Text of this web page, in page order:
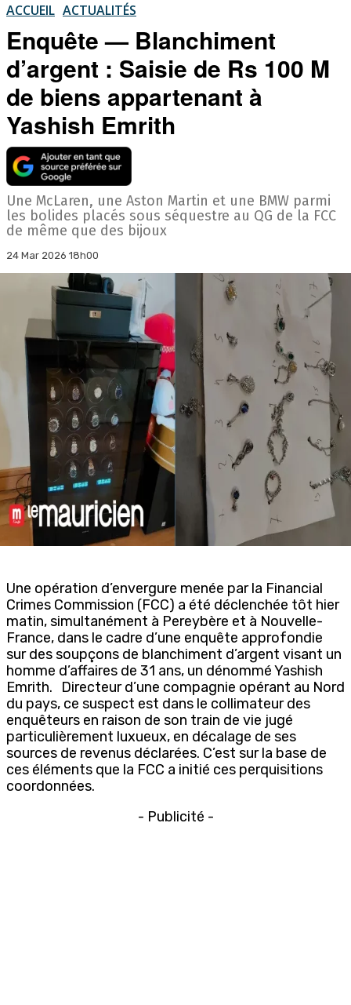
ACCUEIL ACTUALITÉS
Enquête — Blanchiment
d’argent : Saisie de Rs 100 M
de biens appartenant à
Yashish Emrith
Une McLaren, une Aston Martin et une BMW parmi
les bolides placés sous séquestre au QG de la FCC
de même que des bijoux
24 Mar 2026 18h00
Une opération d’envergure menée par la Financial
Crimes Commission (FCC) a été déclenchée tôt hier
matin, simultanément à Pereybère et à Nouvelle-
France, dans le cadre d’une enquête approfondie
sur des soupçons de blanchiment d’argent visant un
homme d’affaires de 31 ans, un dénommé Yashish
Emrith. Directeur d’une compagnie opérant au Nord
du pays, ce suspect est dans le collimateur des
enquêteurs en raison de son train de vie jugé
particulièrement luxueux, en décalage de ses
sources de revenus déclarées. C’est sur la base de
ces éléments que la FCC a initié ces perquisitions
coordonnées.
- Publicité -